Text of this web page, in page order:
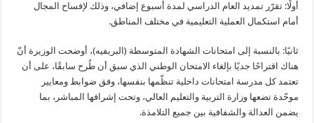
أولًا: تقرّر تمديد العام الدراسي لمدة أسبوع إضافي، وذلك لإفساح المجال
أمام استكمال العملية التعليمية في مختلف المناطق.
ثانيًا: بالنسبة إلى امتحانات الشهادة المتوسطة (البريفيه)، أوضحت الوزيرة أنّ
هناك اقتراحًا جديًا بإلغاء الامتحان الوطني الذي سبق أن طُرح سابقًا، على أن
تعتمد كل مدرسة امتحانات داخلية تنظّمها بنفسها، وفق ضوابط ومعايير
موحّدة تضعها وزارة التربية والتعليم العالي، وتحت إشرافها المباشر، بما
يضمن العدالة والشفافية بين جميع التلامذة.